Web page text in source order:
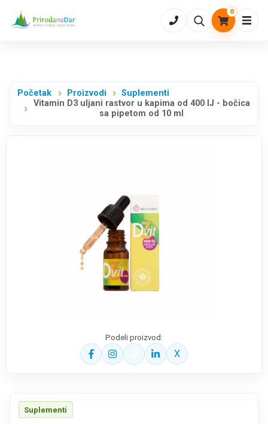
0
Početak Proizvodi
Suplementi
Vitamin D3 uljani rastvor u kapima od 400 IJ - bočica
sa pipetom od 10 ml
Podeli proizvod:
X
Suplementi